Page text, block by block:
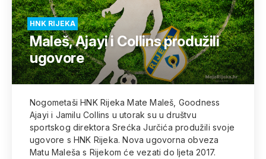
HNK RIJEKA
Maleš, Ajayi i Collins produžili
ugovore
Nogometaši HNK Rijeka Mate Maleš, Goodness
Ajayi i Jamilu Collins u utorak su u društvu
sportskog direktora Srećka Jurčića produžili svoje
ugovore s HNK Rijeka. Nova ugovorna obveza
Matu Maleša s Rijekom će vezati do ljeta 2017.